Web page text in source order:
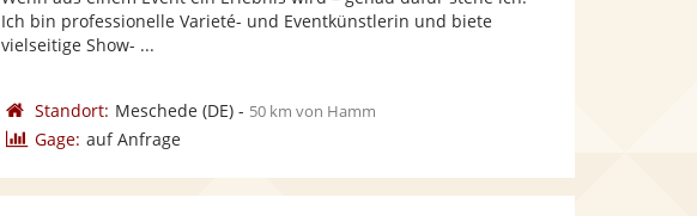
bereit.
Ich bin professionelle Varieté- und Eventkünstlerin und biete
vielseitige Show- ...
Standort: Meschede(DE)- 50 km von Hamm
Gage: auf Anfrage